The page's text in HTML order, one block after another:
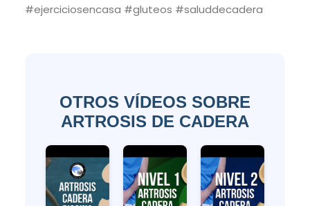
#ejerciciosencasa #gluteos #saluddecadera
OTROS VÍDEOS SOBRE
ARTROSIS DE CADERA